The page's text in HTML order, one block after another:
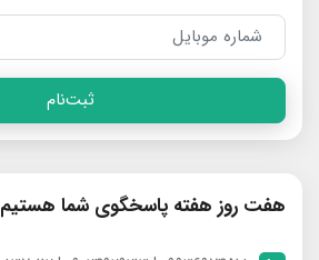
ثبت‌نام
هفت روز هفته پاسخگوی شما هستیم